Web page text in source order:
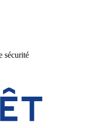
sécurité